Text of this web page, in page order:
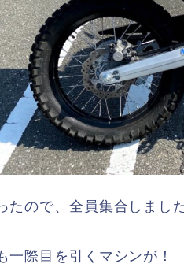
たので、全員集合しまし
一際目を引くマシンが！